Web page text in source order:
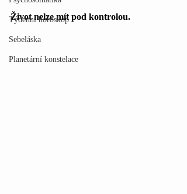
Týdenní horoskop
Sebeláska
Planetární konstelace
Život nelze mít pod kontrolou.